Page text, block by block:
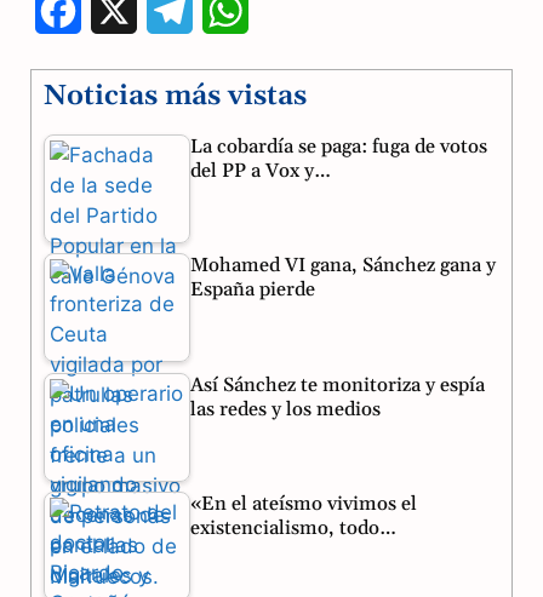
c
e
b
o
o
k
l
e
a
a
t
p
Noticias más vistas
La cobardía se paga: fuga de votos
del PP a Vox y…
Mohamed VI gana, Sánchez gana y
España pierde
Así Sánchez te monitoriza y espía
las redes y los medios
«En el ateísmo vivimos el
existencialismo, todo…